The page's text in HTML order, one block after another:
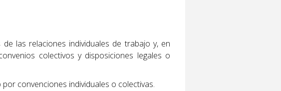
las relaciones individuales de trabajo y, en
colectivos y disposiciones legales o
convenciones individuales o colectivas.